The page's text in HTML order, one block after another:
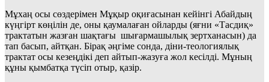
Мұхаң осы сөздерімен Мұқыр оқиғасынан кейінгі Абайдың
күңгірт көңілін де, оны қаумалаған ойларды (яғни «Тасдиқ»
трактатын жазған шақтағы шығармашылық зертханасын) да
тап басып, айтқан. Бірақ әңгіме сонда, діни-теологиялық
трактат осы кезеңдікі деп айтып-жазуға жол кесілді. Мұның
құны қымбатқа түсіп отыр, қазір.